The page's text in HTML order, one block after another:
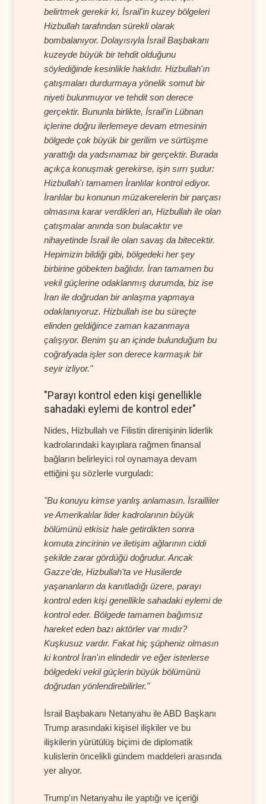
belirtmek gerekir ki, İsrail'in kuzey bölgeleri
Hizbullah tarafından sürekli olarak
bombalanıyor. Dolayısıyla İsrail Başbakanı
kuzeyde büyük bir tehdit olduğunu
söylediğinde kesinlikle haklıdır. Hizbullah'ın
çatışmaları durdurmaya yönelik somut bir
niyeti bulunmuyor ve tehdit son derece
gerçektir. Bununla birlikte, İsrail'in Lübnan
içlerine doğru ilerlemeye devam etmesinin
bölgede çok büyük bir gerilim ve sürtüşme
yarattığı da yadsınamaz bir gerçektir. Burada
açıkça konuşmak gerekirse, işin sırrı şudur:
Hizbullah'ı tamamen İranlılar kontrol ediyor.
İranlılar bu konunun müzakerelerin bir parçası
olmasına karar verdikleri an, Hizbullah ile olan
çatışmalar anında son bulacaktır ve
nihayetinde İsrail ile olan savaş da bitecektir.
Hepimizin bildiği gibi, bölgedeki her şey
birbirine göbekten bağlıdır. İran tamamen bu
vekil güçlerine odaklanmış durumda, biz ise
İran ile doğrudan bir anlaşma yapmaya
odaklanıyoruz. Hizbullah ise bu süreçte
elinden geldiğince zaman kazanmaya
çalışıyor. Benim şu an içinde bulunduğum bu
coğrafyada işler son derece karmaşık bir
seyir izliyor."
"Parayı kontrol eden kişi genellikle
sahadaki eylemi de kontrol eder"
Nides, Hizbullah ve Filistin direnişinin liderlik
kadrolarındaki kayıplara rağmen finansal
bağların belirleyici rol oynamaya devam
ettiğini şu sözlerle vurguladı:
"Bu konuyu kimse yanlış anlamasın. İsrailliler
ve Amerikalılar lider kadrolarının büyük
bölümünü etkisiz hale getirdikten sonra
komuta zincirinin ve iletişim ağlarının ciddi
şekilde zarar gördüğü doğrudur. Ancak
Gazze'de, Hizbullah'ta ve Husilerde
yaşananların da kanıtladığı üzere, parayı
kontrol eden kişi genellikle sahadaki eylemi de
kontrol eder. Bölgede tamamen bağımsız
hareket eden bazı aktörler var mıdır?
Kuşkusuz vardır. Fakat hiç şüpheniz olmasın
ki kontrol İran'ın elindedir ve eğer isterlerse
bölgedeki vekil güçlerin büyük bölümünü
doğrudan yönlendirebilirler."
İsrail Başbakanı Netanyahu ile ABD Başkanı
Trump arasındaki kişisel ilişkiler ve bu
ilişkilerin yürütülüş biçimi de diplomatik
kulislerin öncelikli gündem maddeleri arasında
yer alıyor.
Trump'ın Netanyahu ile yaptığı ve içeriği